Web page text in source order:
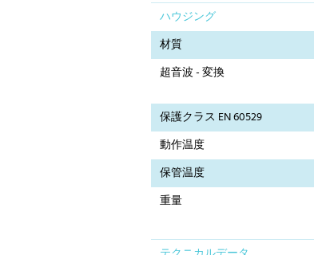
ハウジング
材質
超音波 - 変換
保護クラス EN 60529
動作温度
保管温度
重量